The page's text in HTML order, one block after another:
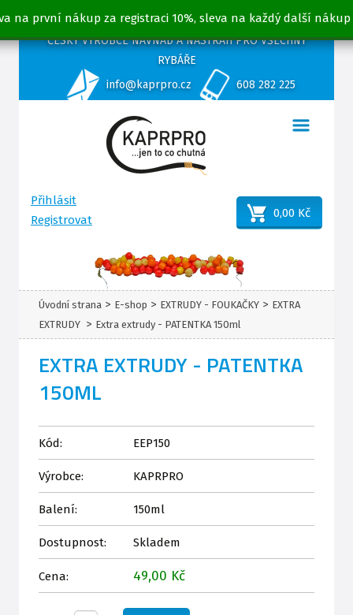
na první nákup za registraci 10%, sleva na každý další nákup
ČESKÝ VÝROBCE NÁVNAD A NÁSTRAH PRO VŠECHNY
RYBÁŘE
info@kaprpro.cz
608 282 225
Přihlásit
Registrovat
0,00 Kč
Úvodní strana > E-shop > EXTRUDY - FOUKAČKY > EXTRA
EXTRUDY > Extra extrudy - PATENTKA 150ml
EXTRA EXTRUDY - PATENTKA
150ML
Kód: EEP150
Výrobce: KAPRPRO
Balení: 150ml
Dostupnost: Skladem
Cena: 49,00 Kč